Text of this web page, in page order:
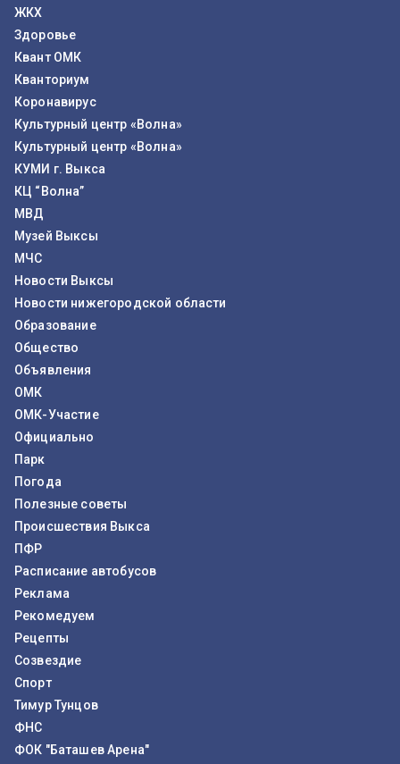
ЖКХ
Здоровье
Квант ОМК
Кванториум
Коронавирус
Культурный центр «Волна»
Культурный центр «Волна»
КУМИ г. Выкса
КЦ “Волна”
МВД
Музей Выксы
МЧС
Новости Выксы
Новости нижегородской области
Образование
Общество
Объявления
ОМК
ОМК-Участие
Официально
Парк
Погода
Полезные советы
Происшествия Выкса
ПФР
Расписание автобусов
Реклама
Рекомедуем
Рецепты
Созвездие
Спорт
Тимур Тунцов
ФНС
ФОК "Баташев Арена"